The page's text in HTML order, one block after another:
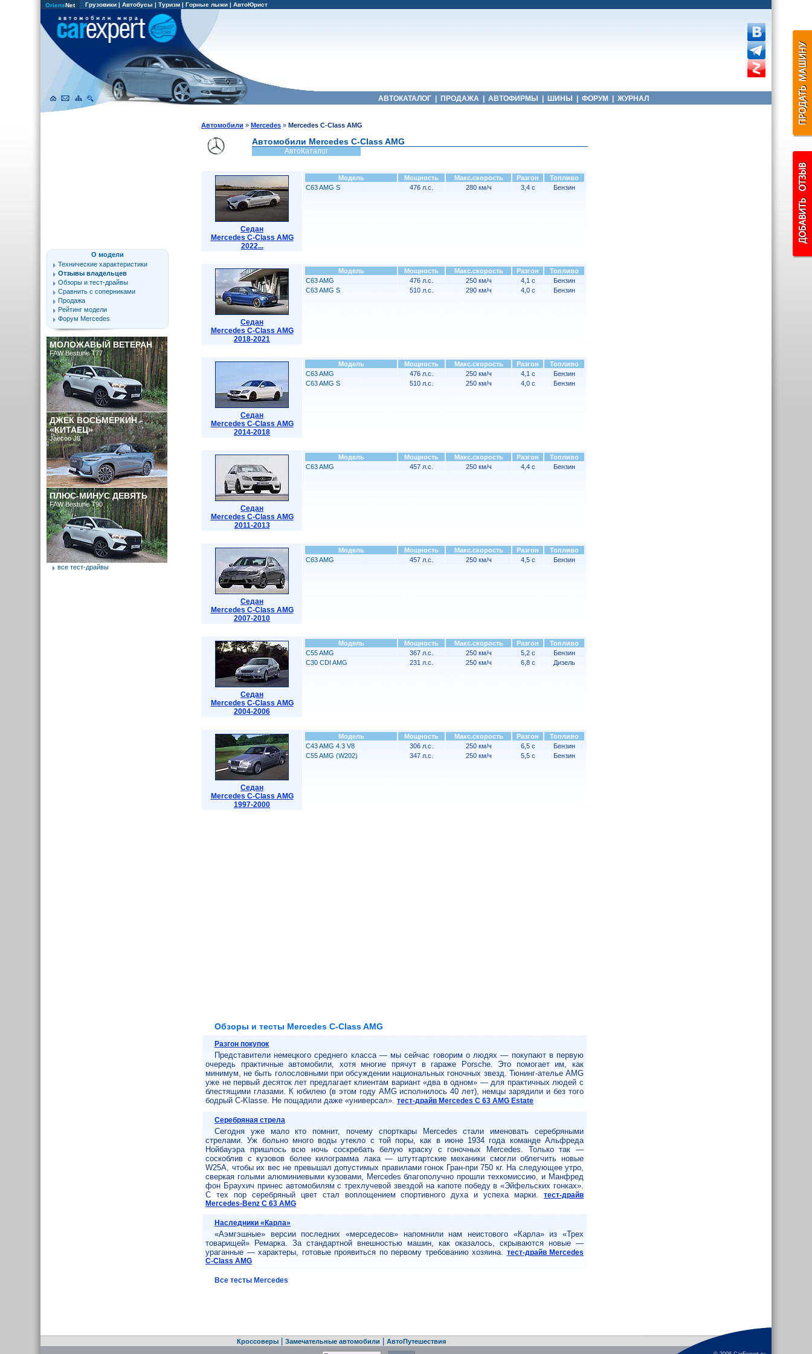
OriensNet Грузовики | Автобусы | Туризм | Горные лыжи | АвтоЮрист
АВТОКАТАЛОГ ПРОДАЖА АВТОФИРМЫ ШИНЫ ФОРУМ ЖУРНАЛ
О модели
Технические характеристики
Отзывы владельцев
Обзоры и тест-драйвы
Сравнить с соперниками
Продажа
Рейтинг модели
Форум Mercedes
МОЛОЖАВЫЙ ВЕТЕРАН
FAW Bestune T77
ДЖЕК ВОСЬМЕРКИН -
«КИТАЕЦ»
Jaecoo J8
ПЛЮС-МИНУС ДЕВЯТЬ
FAW Bestune T90
все тест-драйвы
Автомобили » Mercedes » Mercedes C-Class AMG
Автомобили Mercedes C-Class AMG
АвтоКаталог
Седан
Mercedes C-Class AMG
2022...
Модель Мощность Макс.скорость Разгон
Топливо
C63 AMG S
476 л.с. 280 км/ч 3,4 с Бензин
Седан
Mercedes C-Class AMG
2018-2021
Модель Мощность Макс.скорость Разгон
Топливо
C63 AMG
476 л.с. 250 км/ч 4,1 с
Бензин
C63 AMG S
510 л.с. 290 км/ч 4,0 с Бензин
Седан
Mercedes C-Class AMG
2014-2018
Модель Мощность Макс.скорость Разгон
Топливо
C63 AMG
476 л.с. 250 км/ч 4,1 с
Бензин
C63 AMG S
510 л.с. 250 км/ч 4,0 с Бензин
Седан
Mercedes C-Class AMG
2011-2013
Модель Мощность Макс.скорость Разгон
Топливо
C63 AMG
457 л.с. 250 км/ч 4,4 с Бензин
Седан
Mercedes C-Class AMG
2007-2010
Модель Мощность Макс.скорость Разгон
Топливо
C63 AMG
457 л.с. 250 км/ч 4,5 с Бензин
Седан
Mercedes C-Class AMG
2004-2006
Модель Мощность Макс.скорость Разгон
Топливо
C55 AMG
367 л.с. 250 км/ч 5,2 с
Бензин
C30 CDI AMG
231 л.с. 250 км/ч 6,8 с Дизель
Седан
Mercedes C-Class AMG
1997-2000
Модель Мощность Макс.скорость Разгон
Топливо
C43 AMG 4.3 V8
306 л.с. 250 км/ч 6,5 с
Бензин
C55 AMG (W202)
347 л.с. 250 км/ч 5,5 с Бензин
Обзоры и тесты Mercedes C-Class AMG
Разгон покупок
Представители немецкого среднего класса — мы сейчас говорим о людях — покупают в первую
очередь практичные автомобили, хотя многие прячут в гараже Porsche. Это помогает им, как
минимум, не быть голословными при обсуждении национальных гоночных звезд. Тюнинг-ателье AMG
уже не первый десяток лет предлагает клиентам вариант «два в одном» — для практичных людей с
блестящими глазами. К юбилею (в этом году AMG исполнилось 40 лет), немцы зарядили и без того
бодрый C-Klasse. Не пощадили даже «универсал». тест-драйв Mercedes C 63 AMG Estate
Серебряная стрела
Сегодня уже мало кто по­мнит, почему спорткары Mercedes стали именовать серебряными
стрелами. Уж больно много воды утекло с той поры, как в июне 1934 года команде Альфреда
Нойбауэра пришлось всю ночь соскребать белую краску с гоночных Mercedes. Только так —
соскоблив с кузовов более килограмма лака — штутгартские механики смогли облегчить новые
W25A, чтобы их вес не превышал допустимых правилами гонок Гран-при 750 кг. На следующее утро,
сверкая голыми алюминиевыми кузовами, Mercedes благополучно прошли техкомиссию, и Манфред
фон Браухич принес автомобилям с трехлучевой звездой на капоте победу в «Эйфельских гонках».
С тех пор серебряный цвет стал воплощением спортивного духа и успеха марки. тест-драйв
Mercedes-Benz C 63 AMG
Наследники «Карла»
«Аэмгэшные» версии последних «мерседесов» напомнили нам неистового «Карла» из «Трех
товарищей» Ремарка. За стандартной внешностью машин, как оказалось, скрываются новые —
ураганные — характеры, готовые проявиться по первому требованию хозяина. тест-драйв Mercedes
C-Class AMG
Все тесты Mercedes
Кроссоверы Замечательные автомобили АвтоПутешествия